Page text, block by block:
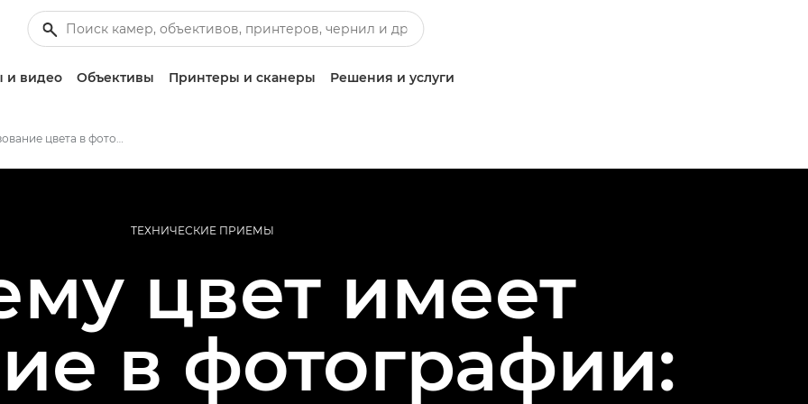
и видео Объективы Принтеры и сканеры Решения и услуги
Использование цвета в фотографии
ТЕХНИЧЕСКИЕ ПРИЕМЫ
цвет имеет
в фотографии: